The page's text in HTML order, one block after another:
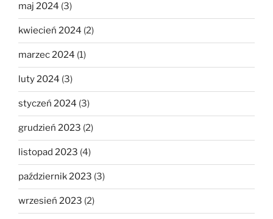
maj 2024 (3)
kwiecień 2024 (2)
marzec 2024 (1)
luty 2024 (3)
styczeń 2024 (3)
grudzień 2023 (2)
listopad 2023 (4)
październik 2023 (3)
wrzesień 2023 (2)